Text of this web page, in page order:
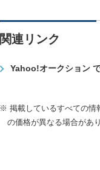
関連リンク
Yahoo!オークション
※ 掲載しているすべての情
の価格が異なる場合があ